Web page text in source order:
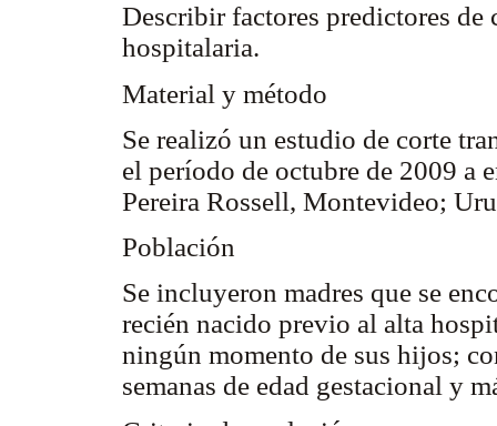
Describir factores predictores
hospitalaria.
Material y método
Se realizó un estudio de corte
el período de octubre de 2009 a
Pereira Rossell, Montevideo;
Población
Se incluyeron madres que se
recién nacido previo al alta
ningún momento de sus hijos;
semanas de edad gestacional y